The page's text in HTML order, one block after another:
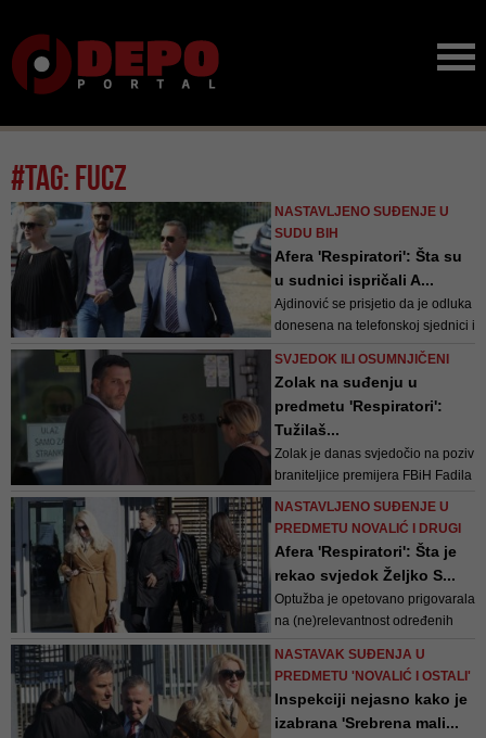
#tag: FUCZ
NASTAVLJENO SUĐENJE U
SUDU BIH
Afera 'Respiratori': Šta su
u sudnici ispričali A...
Ajdinović se prisjetio da je odluka
donesena na telefonskoj sjednici i
da su se dva puta izjašnjavali,
sedam miliona konvertibilnih
maraka (KM). Kako je rekao, ta
sredstva su bila vezana za
potrebe koje im je dostavio
Zavod...
SVJEDOK ILI OSUMNJIČENI
Zolak na suđenju u
predmetu 'Respiratori':
Tužilaš...
Zolak je danas svjedočio na poziv
braniteljice premijera FBiH Fadila
NASTAVLJENO SUĐENJE U
PREDMETU NOVALIĆ I DRUGI
Afera 'Respiratori': Šta je
rekao svjedok Željko S...
Optužba je opetovano prigovarala
na (ne)relevantnost određenih
kako navode, svjedok izlazi iz
tumačeći određene propise i
situacije
NASTAVAK SUĐENJA U
PREDMETU 'NOVALIĆ I OSTALI'
Inspekciji nejasno kako je
izabrana 'Srebrena mali...